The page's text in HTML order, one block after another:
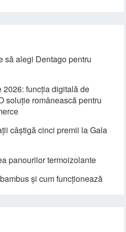
să alegi Dentago pentru
funcția digitală de
soluție românească pentru
câștigă cinci premii la Gala
panourilor termoizolante
și cum funcționează